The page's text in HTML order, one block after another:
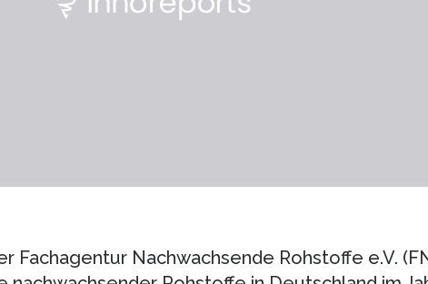
Fachagentur Nachwachsende Rohstoffe e.V.